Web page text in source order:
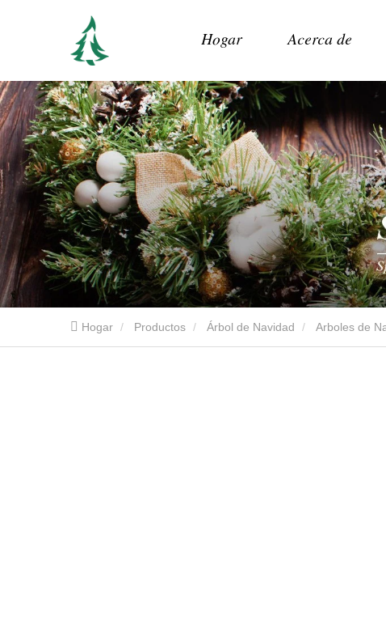
Hogar Acerca de
Hogar Productos Árbol de Navidad Arboles de